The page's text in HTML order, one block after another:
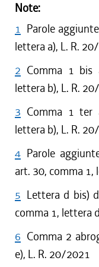
Note:
1 Parole
lettera a), L. R.
2 Comma 1 bis
lettera b), L. R.
3 Comma 1 ter
lettera b), L. R.
4 Parole
art. 30, comma 1,
5 Lettera d bis)
comma 1, lettera
6 Comma 2
e), L. R. 20/2021